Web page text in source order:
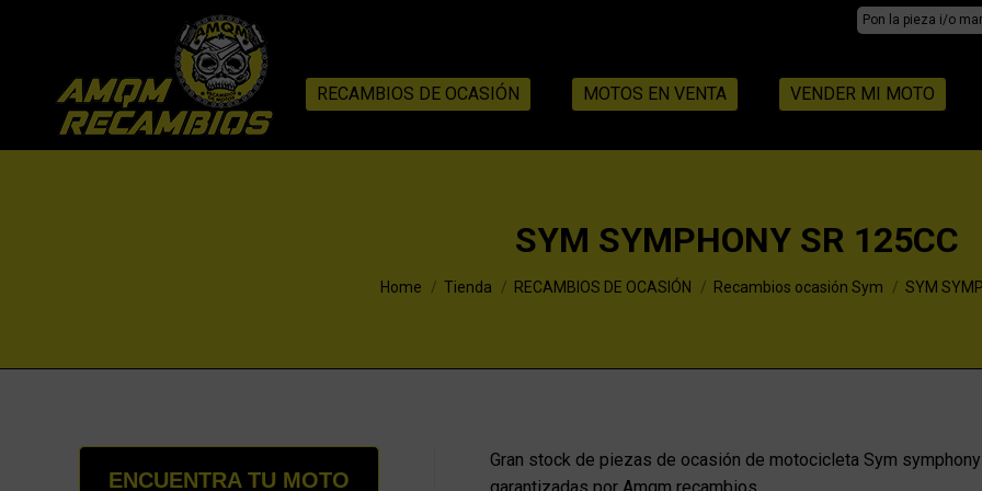
Search:
RECAMBIOS DE OCASIÓN MOTOS EN VENTA VENDER MI MOTO
SYM SYMPHONY SR 125CC
You are here:
Home Tienda RECAMBIOS DE OCASIÓN Recambios ocasión Sym SYM
Gran stock de piezas de ocasión de motocicleta Sym
ENCUENTRA TU MOTO